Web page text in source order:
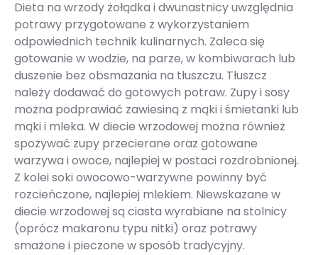
Dieta na wrzody żołądka i dwunastnicy uwzględnia
potrawy przygotowane z wykorzystaniem
odpowiednich technik kulinarnych. Zaleca się
gotowanie w wodzie, na parze, w kombiwarach lub
duszenie bez obsmażania na tłuszczu. Tłuszcz
należy dodawać do gotowych potraw. Zupy i sosy
można podprawiać zawiesiną z mąki i śmietanki lub
mąki i mleka. W diecie wrzodowej można również
spożywać zupy przecierane oraz gotowane
warzywa i owoce, najlepiej w postaci rozdrobnionej.
Z kolei soki owocowo-warzywne powinny być
rozcieńczone, najlepiej mlekiem. Niewskazane w
diecie wrzodowej są ciasta wyrabiane na stolnicy
(oprócz makaronu typu nitki) oraz potrawy
smażone i pieczone w sposób tradycyjny.